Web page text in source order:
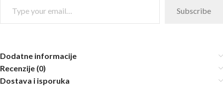
Subscribe
Dodatne informacije
Recenzije (0)
Dostava i isporuka